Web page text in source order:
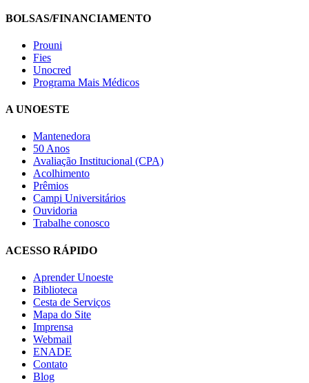
BOLSAS/FINANCIAMENTO
Prouni
Fies
Unocred
Programa Mais Médicos
A UNOESTE
Mantenedora
50 Anos
Avaliação Institucional (CPA)
Acolhimento
Prêmios
Campi Universitários
Ouvidoria
Trabalhe conosco
ACESSO RÁPIDO
Aprender Unoeste
Biblioteca
Cesta de Serviços
Mapa do Site
Imprensa
Webmail
ENADE
Contato
Blog